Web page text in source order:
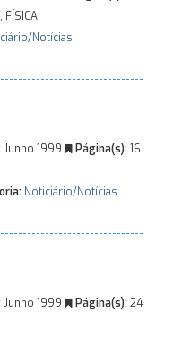
FÍSICA
Notícias
Junho 1999 Página(s):16
Noticiário/Notícias
Junho 1999 Página(s):24